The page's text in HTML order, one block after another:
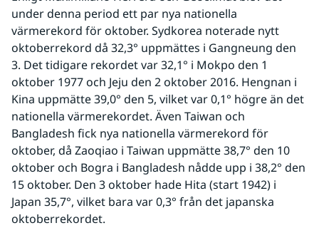
under denna period ett par nya nationella
värmerekord för oktober. Sydkorea noterade nytt
oktoberrekord då 32,3° uppmättes i Gangneung den
3. Det tidigare rekordet var 32,1° i Mokpo den 1
oktober 1977 och Jeju den 2 oktober 2016. Hengnan i
Kina uppmätte 39,0° den 5, vilket var 0,1° högre än det
nationella värmerekordet. Även Taiwan och
Bangladesh fick nya nationella värmerekord för
oktober, då Zaoqiao i Taiwan uppmätte 38,7° den 10
oktober och Bogra i Bangladesh nådde upp i 38,2° den
15 oktober. Den 3 oktober hade Hita (start 1942) i
Japan 35,7°, vilket bara var 0,3° från det japanska
oktoberrekordet.